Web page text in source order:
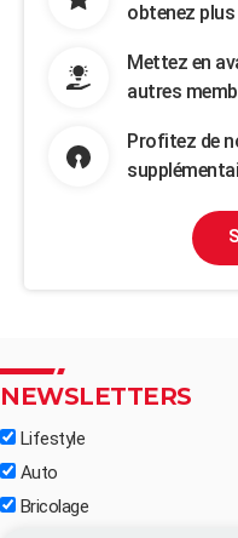
obtenez
Mettez en
autres
Profitez de
NEWSLETTERS
Lifestyle
Auto
Bricolage